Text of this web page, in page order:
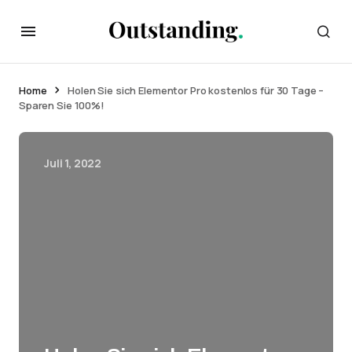
Home
Holen Sie sich Elementor Pro kostenlos für 30 Tage –
Sparen Sie 100%!
Juli 1, 2022